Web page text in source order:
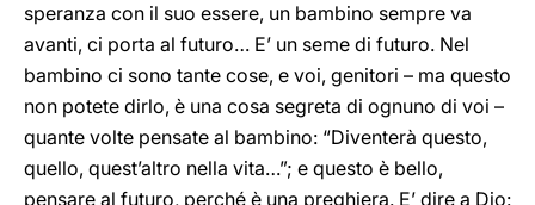
speranza con il suo essere, un bambino sempre va
avanti, ci porta al futuro… E’ un seme di futuro. Nel
bambino ci sono tante cose, e voi, genitori – ma questo
non potete dirlo, è una cosa segreta di ognuno di voi –
quante volte pensate al bambino: “Diventerà questo,
quello, quest’altro nella vita…”; e questo è bello,
pensare al futuro, perché è una preghiera. E’ dire a Dio: